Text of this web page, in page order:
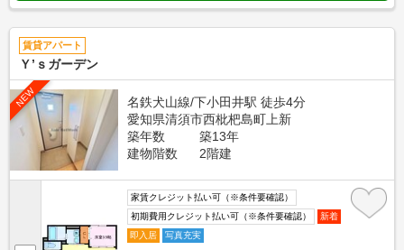
賃貸アパート
Ｙ’ｓガーデン
NEW
名鉄犬山線/下小田井駅 徒歩4分
愛知県清須市西枇杷島町上新
築年数
築13年
建物階数
2階建
家賃クレジット払い可（※条件要確認）
初期費用クレジット払い可（※条件要確認）
新着
即入居
写真充実